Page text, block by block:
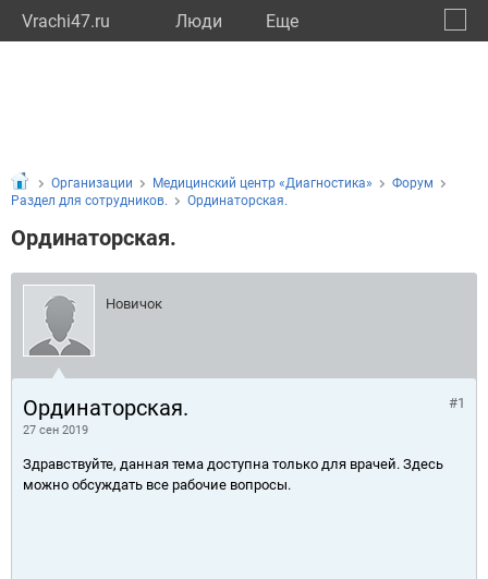
Vrachi47.ru Люди Eще
Организации Медицинский центр «Диагностика»
Форум
Раздел для сотрудников.
Ординаторская.
Ординаторская.
Новичок
Ординаторская.
27 сен 2019
#1
Здравствуйте, данная тема доступна только для врачей. Здесь
можно обсуждать все рабочие вопросы.